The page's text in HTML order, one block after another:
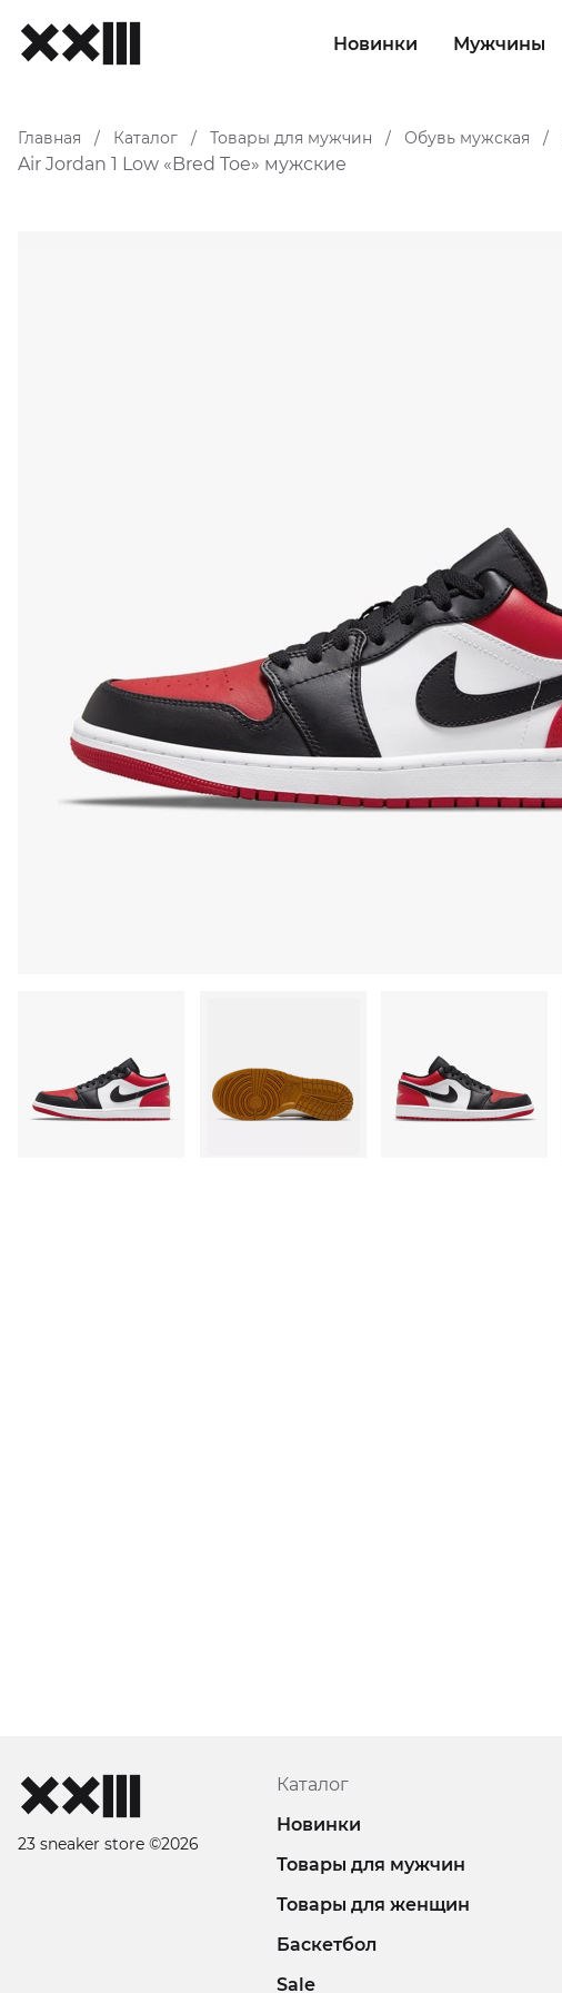
Новинки Мужчины
Главная / Каталог / Товары для мужчин / Обувь мужская /
Air Jordan 1 Low «Bred Toe» мужские
23 sneaker store ©2026
Каталог
Новинки
Товары для мужчин
Товары для женщин
Баскетбол
Sale